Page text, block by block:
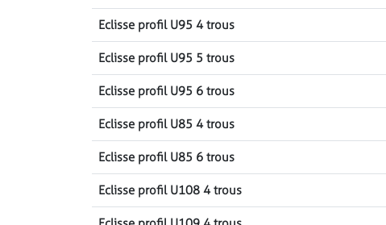
Eclisse profil U95 4 trous
Eclisse profil U95 5 trous
Eclisse profil U95 6 trous
Eclisse profil U85 4 trous
Eclisse profil U85 6 trous
Eclisse profil U108 4 trous